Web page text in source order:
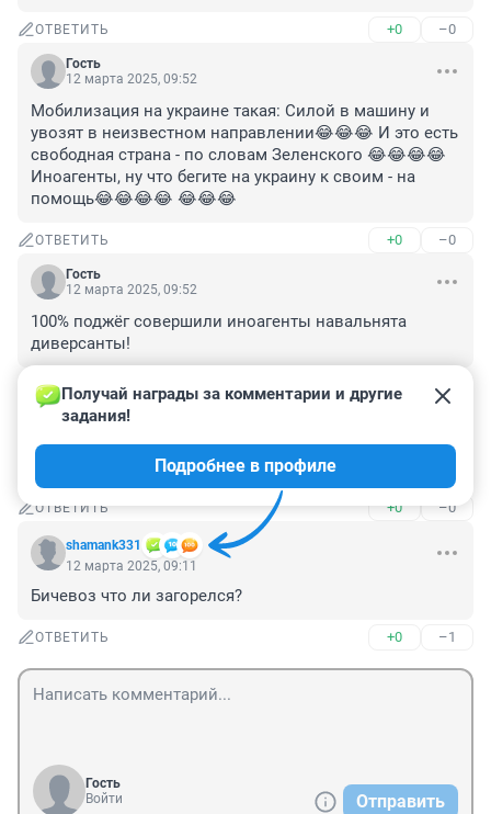
ОТВЕТИТЬ +0 –0
Гость
12 марта 2025, 09:52
Мобилизация на украине такая: Силой в машину и
увозят в неизвестном направлении😂😂😂 И это есть
свободная страна - по словам Зеленского 😂😂😂😂
Иноагенты, ну что бегите на украину к своим - на
помощь😂😂😂😂 😂😂😂
ОТВЕТИТЬ +0 –0
Гость
12 марта 2025, 09:52
100% поджёг совершили иноагенты навальнята
диверсанты!
ОТВЕТИТЬ –1
Гость
В Хогвартсе что-ли?
ОТВЕТИТЬ +0 –0
shamank331
Получай награды за комментарии и другие
задания!
Подробнее в профиле
12 марта 2025, 09:11
Бичевоз что ли загорелся?
ОТВЕТИТЬ +0 –1
Гость
Войти
Отправить